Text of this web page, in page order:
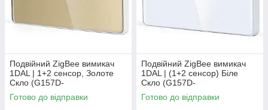
Подвійний ZigBee вимикач
1DAL | 1+2 сенсор, Золоте
Скло (G157D-
SW1G2G.ZB.GD)
Готово до відправки
Подвійний ZigBee вимикач
1DAL | (1+2 сенсор) Біле
Скло (G157D-
SW1G2G.ZB.WT)
Готово до відправки